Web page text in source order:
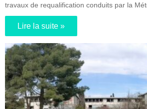
travaux de requalification conduits par la
Lire la suite »